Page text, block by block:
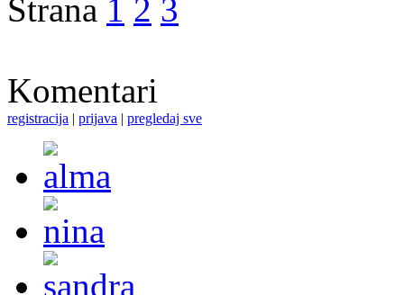
Strana 1 2 3
Komentari
registracija | prijava | pregledaj sve